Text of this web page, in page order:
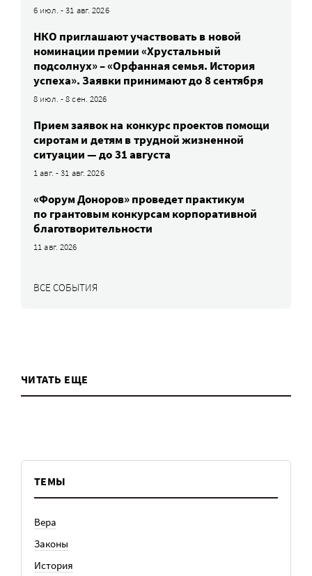
6 июл. - 31 авг. 2026
НКО приглашают участвовать в новой
номинации премии «Хрустальный
подсолнух» – «Орфанная семья. История
успеха». Заявки принимают до 8 сентября
8 июл. - 8 сен. 2026
Прием заявок на конкурс проектов помощи
сиротам и детям в трудной жизненной
ситуации — до 31 августа
1 авг. - 31 авг. 2026
«Форум Доноров» проведет практикум
по грантовым конкурсам корпоративной
благотворительности
11 авг. 2026
ВСЕ СОБЫТИЯ
ЧИТАТЬ ЕЩЕ
ТЕМЫ
Вера
Законы
История